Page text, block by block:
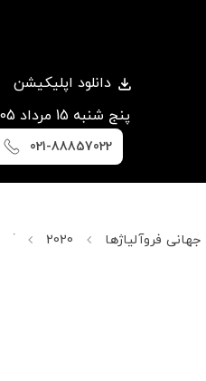
دانلود اپلیکیشن
پنج شنبه 15 مرداد 1405
021-88857022
فروآلیاژها 2020